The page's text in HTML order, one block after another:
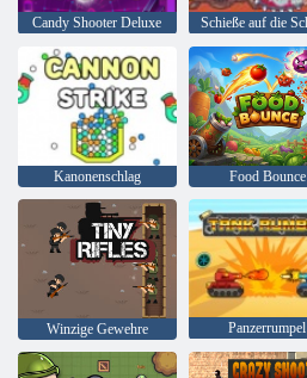
Candy Shooter Deluxe
Kanonenschlag Food Bounce
Winzige Gewehre Panzerrumpel